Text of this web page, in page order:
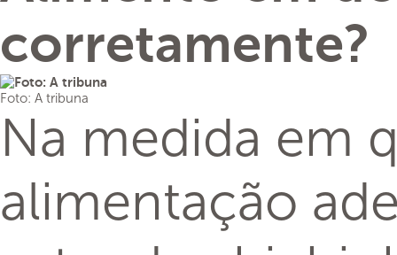
corretamente?
Foto: A tribuna
Na medida em
alimentação